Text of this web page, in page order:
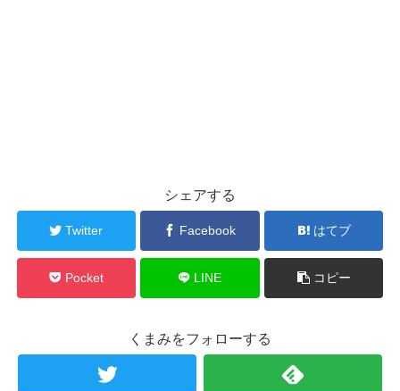
シェアする
Twitter Facebook はてブ
Pocket LINE コピー
くまみをフォローする